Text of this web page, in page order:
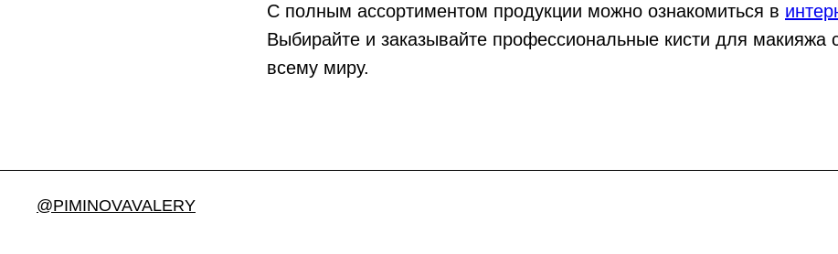
С полным ассортиментом продукции можно ознакомиться в
Выбирайте и заказывайте профессиональные кисти для макияжа
всему миру.
@PIMINOVAVALERY